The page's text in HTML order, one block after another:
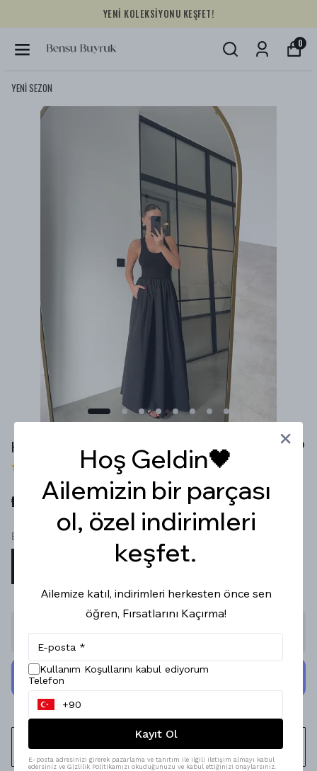
YENİ KOLEKSİYONU KEŞFET!
0
YENİ SEZON
HALTER YAKA CEPLİ SİYAH ELBİSE
6 değerlendirme
₺ 1,099.99
Beden
Stoğa Gelince Haber Ver
WHATSAPP
Hoş Geldin🖤
Ailemizin bir parçası
ol, özel indirimleri
keşfet.
Ailemize katıl, indirimleri herkesten önce sen
öğren, Fırsatlarını Kaçırma!
Kullanım Koşullarını kabul ediyorum
Telefon
Kayıt Ol
E-posta adresinizi girerek pazarlama ve tanıtım ile ilgili iletişim almayı kabul
edersiniz ve Gizlilik Politikamızı okuduğunuzu ve kabul ettiğinizi onaylarsınız.